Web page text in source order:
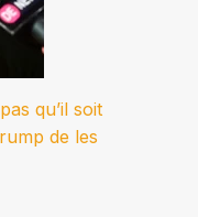
qu’il soit
de les